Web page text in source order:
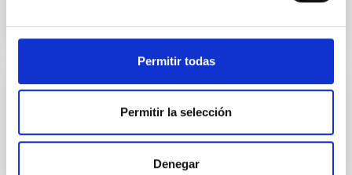
Permitir todas
Permitir la selección
Denegar
del Programa de La Radio Canaria
'Soñando Estrellas'